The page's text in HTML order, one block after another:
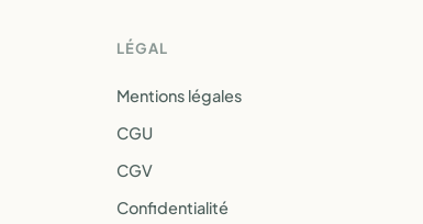
LÉGAL
Mentions légales
CGU
CGV
Confidentialité